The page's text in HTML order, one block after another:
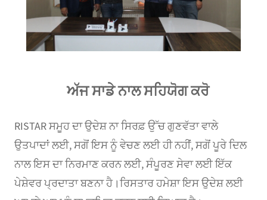
ਅੱਜ ਸਾਡੇ ਨਾਲ ਸਹਿਯੋਗ ਕਰੋ
RISTAR ਸਮੂਹ ਦਾ ਉਦੇਸ਼ ਨਾ ਸਿਰਫ਼ ਉੱਚ ਗੁਣਵੱਤਾ ਵਾਲੇ
ਉਤਪਾਦਾਂ ਲਈ, ਸਗੋਂ ਇਸ ਨੂੰ ਵੇਚਣ ਲਈ ਹੀ ਨਹੀਂ, ਸਗੋਂ ਪੂਰੇ ਦਿਲ
ਨਾਲ ਇਸ ਦਾ ਨਿਰਮਾਣ ਕਰਨ ਲਈ, ਸੰਪੂਰਣ ਸੇਵਾ ਲਈ ਇੱਕ
ਪੇਸ਼ੇਵਰ ਪ੍ਰਦਾਤਾ ਬਣਨਾ ਹੈ।ਰਿਸਤਾਰ ਹਮੇਸ਼ਾ ਇਸ ਉਦੇਸ਼ ਲਈ